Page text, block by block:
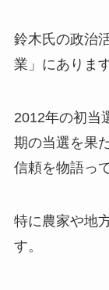
鈴木氏の政治
業」にあります
2012年の初当
期の当選を果
信頼を物語っ
特に農家や地
す。